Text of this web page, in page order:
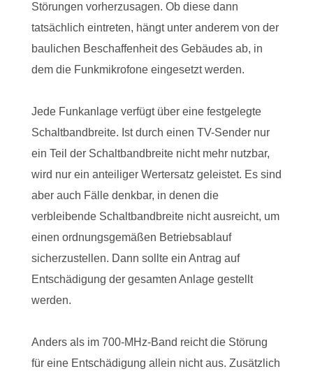
Störungen vorherzusagen. Ob diese dann
tatsächlich eintreten, hängt unter anderem von der
baulichen Beschaffenheit des Gebäudes ab, in
dem die Funkmikrofone eingesetzt werden.
Jede Funkanlage verfügt über eine festgelegte
Schaltbandbreite. Ist durch einen TV-Sender nur
ein Teil der Schaltbandbreite nicht mehr nutzbar,
wird nur ein anteiliger Wertersatz geleistet. Es sind
aber auch Fälle denkbar, in denen die
verbleibende Schaltbandbreite nicht ausreicht, um
einen ordnungsgemäßen Betriebsablauf
sicherzustellen. Dann sollte ein Antrag auf
Entschädigung der gesamten Anlage gestellt
werden.
Anders als im 700-MHz-Band reicht die Störung
für eine Entschädigung allein nicht aus. Zusätzlich